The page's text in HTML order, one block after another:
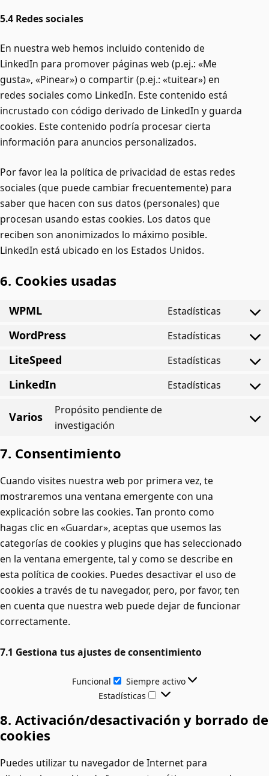
5.4 Redes sociales
En nuestra web hemos incluido contenido de
LinkedIn para promover páginas web (p.ej.: «Me
gusta», «Pinear») o compartir (p.ej.: «tuitear») en
redes sociales como LinkedIn. Este contenido está
incrustado con código derivado de LinkedIn y guarda
cookies. Este contenido podría procesar cierta
información para anuncios personalizados.
Por favor lea la política de privacidad de estas redes
sociales (que puede cambiar frecuentemente) para
saber que hacen con sus datos (personales) que
procesan usando estas cookies. Los datos que
reciben son anonimizados lo máximo posible.
LinkedIn está ubicado en los Estados Unidos.
6. Cookies usadas
WPML Estadísticas
WordPress Estadísticas
LiteSpeed Estadísticas
LinkedIn Estadísticas
Varios
Propósito pendiente de
investigación
7. Consentimiento
Cuando visites nuestra web por primera vez, te
mostraremos una ventana emergente con una
explicación sobre las cookies. Tan pronto como
hagas clic en «Guardar», aceptas que usemos las
categorías de cookies y plugins que has seleccionado
en la ventana emergente, tal y como se describe en
esta política de cookies. Puedes desactivar el uso de
cookies a través de tu navegador, pero, por favor, ten
en cuenta que nuestra web puede dejar de funcionar
correctamente.
7.1 Gestiona tus ajustes de consentimiento
Funcional
Siempre activo
Estadísticas
8. Activación/desactivación y borrado de
cookies
Puedes utilizar tu navegador de Internet para